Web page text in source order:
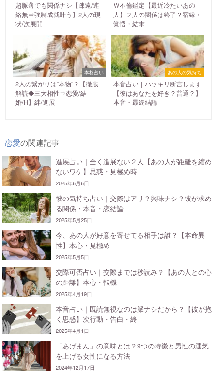
超脈薄でも関係ナシ【疎遠/連
絡無⇒強制成就叶う】2人の現
状/次展開
Ｗ不倫鑑定【最近冷たいあの
人】２人の関係は終了？宿縁・
覚悟・結末
本格占い
2人の繋がりは“本物”？【徹底
解読◆三大相性⇒恋愛/結
婚/H】絆/進展
あの人の気持ち
本音占い｜ハッキリ断言します
【彼はあなたを好き？普通？】
本音・最終結論
恋愛の関連記事
進展占い｜全く進展ない２人【あの人が距離を縮め
ないワケ】思惑・見極め時
2025年6月6日
彼の気持ち占い｜交際はアリ？興味ナシ？彼が求め
る関係・本音・恋結論
2025年5月25日
今、あの人が好意を寄せてる相手は誰？【本命異
性】本心・見極め
2025年5月5日
交際可否占い｜交際までは秒読み？【あの人との心
の距離】本心・転機
2025年4月19日
本音占い｜既読無視なのは脈ナシだから？【彼が抱
く思惑】次行動・告白・終
2025年4月1日
「あげまん」の意味とは？9つの特徴と男性の運気
を上げる女性になる方法
2024年12月17日